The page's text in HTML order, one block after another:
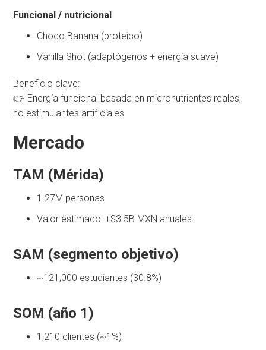
Funcional / nutricional
Choco Banana (proteico)
Vanilla Shot (adaptógenos + energía suave)
Beneficio clave:
👉 Energía funcional basada en micronutrientes reales,
no estimulantes artificiales
Mercado
TAM (Mérida)
1.27M personas
Valor estimado: +$3.5B MXN anuales
SAM (segmento objetivo)
~121,000 estudiantes (30.8%)
SOM (año 1)
1,210 clientes (~1%)